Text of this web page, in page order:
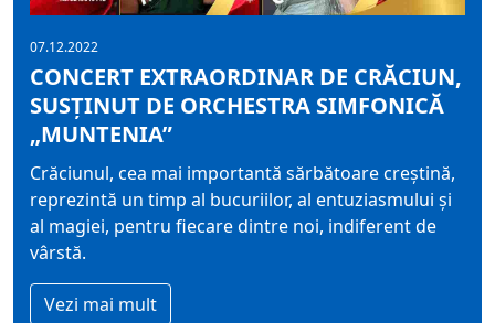
07.12.2022
CONCERT EXTRAORDINAR DE CRĂCIUN,
SUSȚINUT DE ORCHESTRA SIMFONICĂ
„MUNTENIA”
Crăciunul, cea mai importantă sărbătoare creştină,
reprezintă un timp al bucuriilor, al entuziasmului și
al magiei, pentru fiecare dintre noi, indiferent de
vârstă.
Vezi mai mult